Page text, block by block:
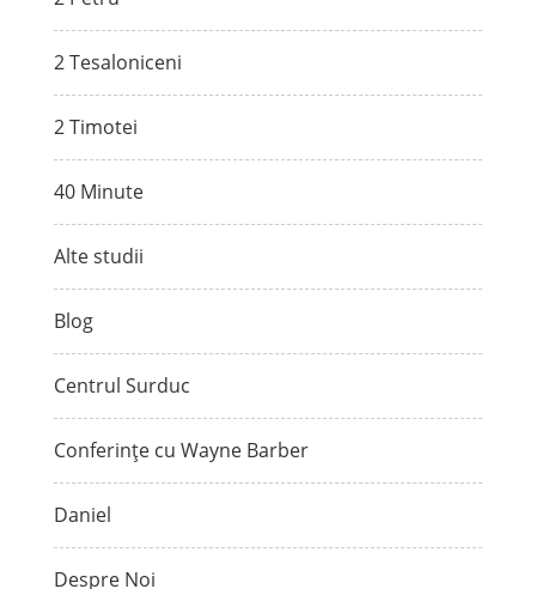
2 Tesaloniceni
2 Timotei
40 Minute
Alte studii
Blog
Centrul Surduc
Conferințe cu Wayne Barber
Daniel
Despre Noi